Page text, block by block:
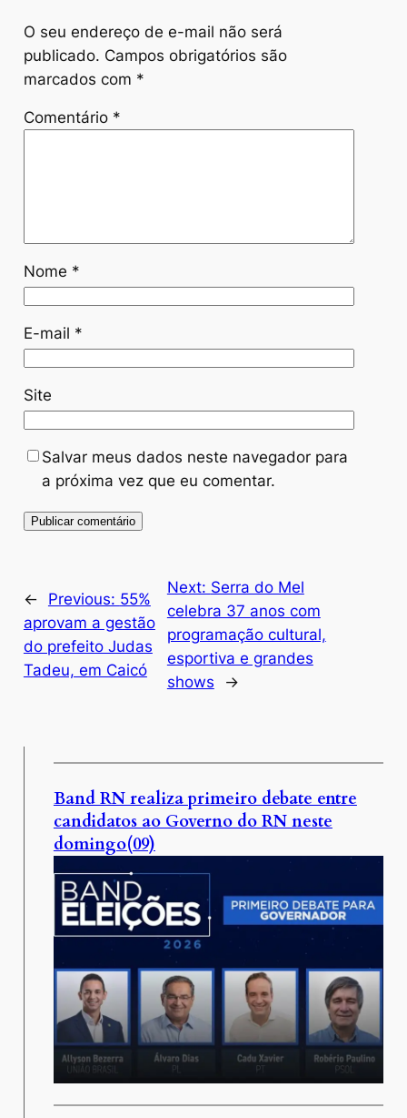
O seu endereço de e-mail não será
publicado. Campos obrigatórios são
marcados com *
Comentário *
Nome *
E-mail *
Site
Salvar meus dados neste navegador para
a próxima vez que eu comentar.
← Previous: 55%
aprovam a gestão
do prefeito Judas
Tadeu, em Caicó
Next: Serra do Mel
celebra 37 anos com
programação cultural,
esportiva e grandes
shows
→
Band RN realiza primeiro debate entre
candidatos ao Governo do RN neste
domingo(09)